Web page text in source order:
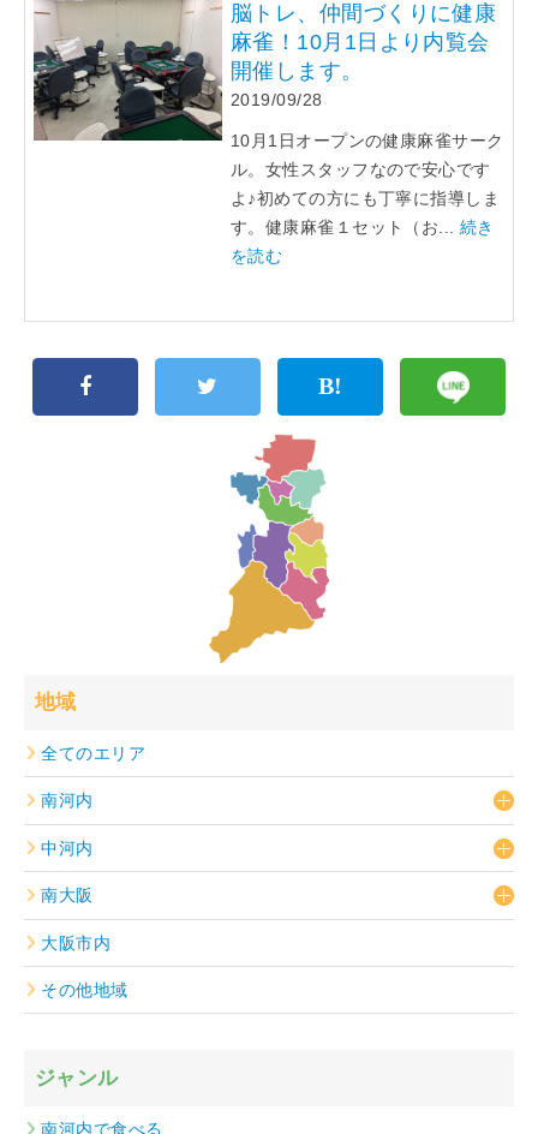
脳トレ、仲間づくりに健康
麻雀！10月1日より内覧会
開催します。
2019/09/28
10月1日オープンの健康麻雀サーク
ル。女性スタッフなので安心です
よ♪初めての方にも丁寧に指導しま
す。健康麻雀１セット（お... 続き
を読む
地域
全てのエリア
南河内
中河内
南大阪
大阪市内
その他地域
ジャンル
南河内で食べる